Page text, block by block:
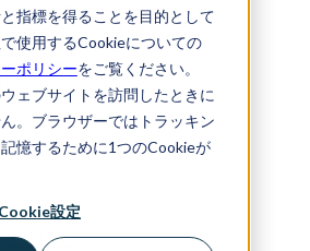
指標を得ることを目的として
使用するCookieについての
ポリシーをご覧ください。
ェブサイトを訪問したときに
。ブラウザーではトラッキン
憶するために1つのCookieが
Cookie設定
ンスフォーメーション
ークフローの最適化
ーション
応型人材の育成
センター
について